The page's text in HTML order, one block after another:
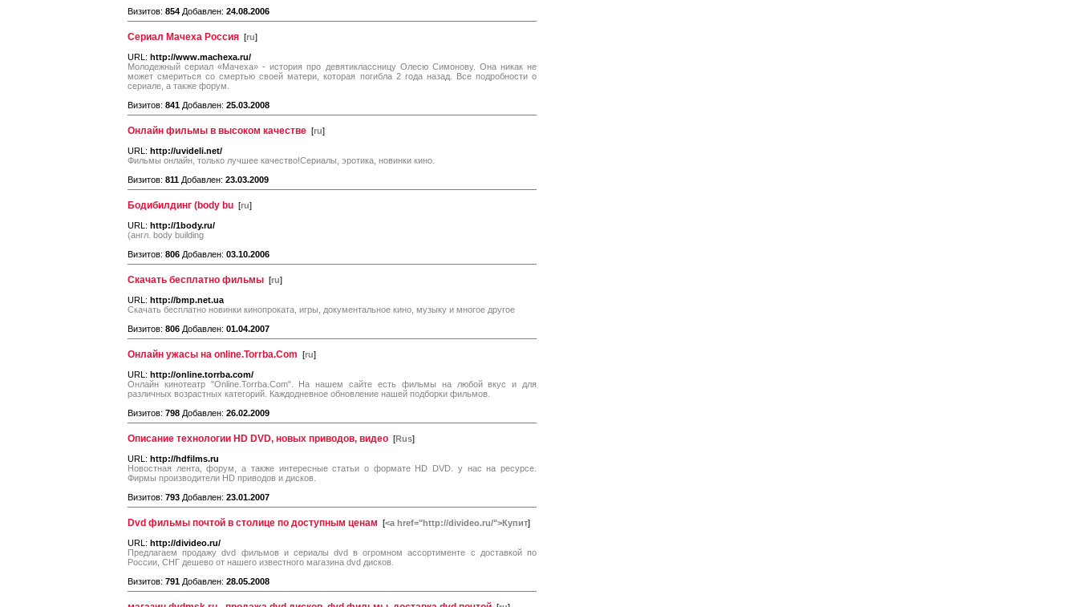
Визитов: 854 Добавлен: 24.08.2006
Сериал Мачеха Россия [ru]
URL: http://www.machexa.ru/
Молодежный сериал «Мачеха» - история про девятиклассницу Олесю Симонову. Она никак не
может смериться со смертью своей матери, которая погибла 2 года назад. Все подробности о
сериале, а также форум.
Визитов: 841 Добавлен: 25.03.2008
Онлайн фильмы в высоком качестве [ru]
URL: http://uvideli.net/
Фильмы онлайн, только лучшее качество!Сериалы, эротика, новинки кино.
Визитов: 811 Добавлен: 23.03.2009
Бодибилдинг (body bu [ru]
URL: http://1body.ru/
(англ. body building
Визитов: 806 Добавлен: 03.10.2006
Скачать бесплатно фильмы [ru]
URL: http://bmp.net.ua
Скачать бесплатно новинки кинопроката, игры, документальное кино, музыку и многое другое
Визитов: 806 Добавлен: 01.04.2007
Онлайн ужасы на online.Torrba.Com [ru]
URL: http://online.torrba.com/
Онлайн кинотеатр "Online.Torrba.Com". На нашем сайте есть фильмы на любой вкус и для
различных возрастных категорий. Каждодневное обновление нашей подборки фильмов.
Визитов: 798 Добавлен: 26.02.2009
Описание технологии HD DVD, новых приводов, видео [Rus]
URL: http://hdfilms.ru
Новостная лента, форум, а также интересные статьи о формате HD DVD. у нас на ресурсе.
Фирмы производители HD приводов и дисков.
Визитов: 793 Добавлен: 23.01.2007
Dvd фильмы почтой в столице по доступным ценам [<a href="http://divideo.ru/">Купит]
URL: http://divideo.ru/
Предлагаем продажу dvd фильмов и сериалы dvd в огромном ассортименте с доставкой по
России, СНГ дешево от нашего известного магазина dvd дисков.
Визитов: 791 Добавлен: 28.05.2008